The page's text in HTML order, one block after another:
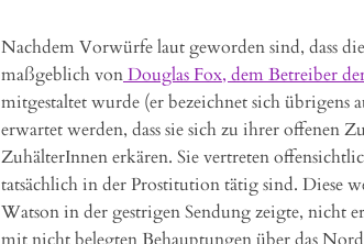
Nachdem Vorwürfe laut geworden sind, dass
maßgeblich vonDouglas Fox, dem Betreiber
mitgestaltet wurde (er bezeichnet sich übrigens
erwartet werden, dass sie sich zu ihrer offenen
ZuhälterInnen erkären. Sie vertreten
tatsächlich in der Prostitution tätig sind. Diese
Watson in der gestrigen Sendung zeigte, nicht